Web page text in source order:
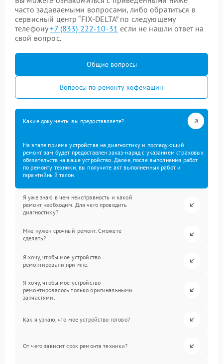
часто задаваемыми вопросами, либо обратиться в
сервисный центр “FIX-DELTA” по следующему
телефону+7 (833) 222-10-31 если не нашли ответ на
свой вопрос.
Общие вопросы
Вопросы по ремонту кофемашин
Какие документы вы предоставляете?
На этапе приема устройства на диагностику и последующий
ремонт вам будет предоставлен заказ-наряд с указанием страховых
обязательств на ваше устройство. Далее, после выполнения работ
по ремонту техники, вы получите акт выполненных работ и
гарантийный талон.
Я уже знаю в чем неисправность и какой
ремонт необходим. Для чего проводить
диагностику?
Мне нужен срочный ремонт. Сможете
сделать?
Я хочу, чтобы мое устройство
ремонтировали при мне.
Я хочу, чтобы мое устройство
ремонтировалось только оригинальными
запчастями.
Как я узнаю, что мое устройство готово?
От чего зависит срок ремонта техники?